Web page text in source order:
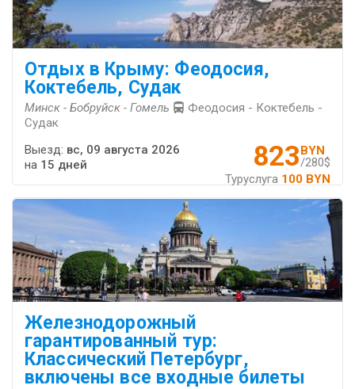
Отдых в Крыму: Феодосия,
Коктебель, Судак
Минск - Бобруйск - Гомель
Феодосия - Коктебель -
Судак
823BYN
/280$
Туруслуга 100 BYN
Выезд: вс, 09 августа 2026
на 15 дней
Железнодорожный
гарантированный тур:
Классический Петербург,
включены все входные билеты